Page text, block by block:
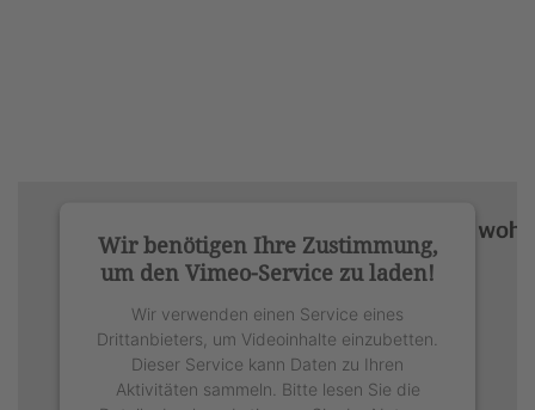
Wir benötigen Ihre Zustimmung,
um den Vimeo-Service zu laden!
Wir verwenden einen Service eines
Drittanbieters, um Videoinhalte einzubetten.
Dieser Service kann Daten zu Ihren
Aktivitäten sammeln. Bitte lesen Sie die